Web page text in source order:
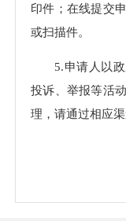
印件；在线提交
或扫描件。
5.申请人以
投诉、举报等活
理，请通过相应渠